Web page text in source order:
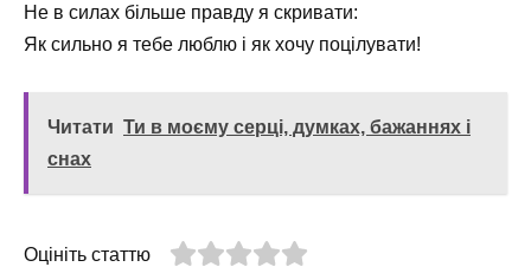
Не в силах більше правду я скривати:
Як сильно я тебе люблю і як хочу поцілувати!
Читати Ти в моєму серці, думках, бажаннях і
снах
Оцініть статтю